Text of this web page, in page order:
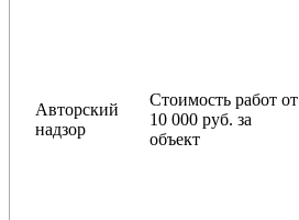
Авторский
надзор
Стоимость работ от
10 000 руб. за
объект